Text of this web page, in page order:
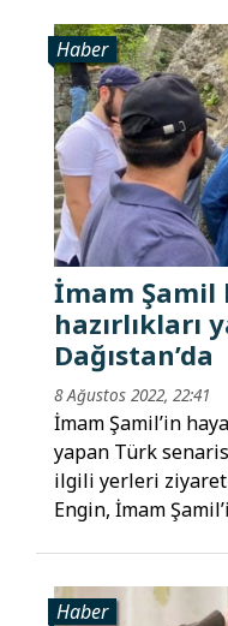
Haber
İmam Şamil
hazırlıkları
Dağıstan’da
8 Ağustos 2022, 22:41
İmam Şamil’in
yapan Türk
ilgili yerleri
Engin, İmam
Haber